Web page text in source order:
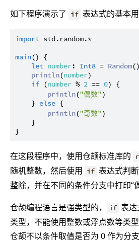
如下程序演示了 if 表达式的基本用
import std.random.*
main() {
let number: Int8 = Random
println(number)
if (number % 2 == 0) {
println("偶数")
    }
else {
println("奇数")
    }
在这段程序中，使用仓颉标准库的
随机整数，然后使用 if 表达式判
整除，并在不同的条件分支中打印“偶
仓颉编程语言是强类型的，
if 表
类型，不能使用整数或浮点数等类型
仓颉不以条件取值是否为 0 作为分